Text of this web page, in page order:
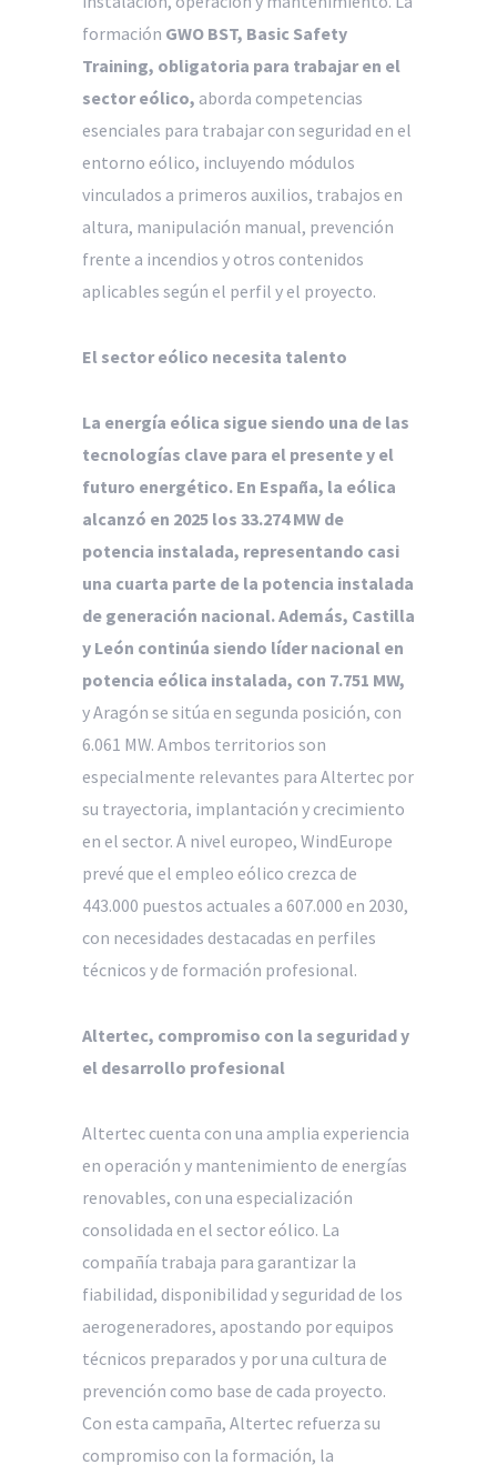
formación GWO BST, Basic Safety
Training, obligatoria para trabajar en el
sector eólico, aborda competencias
esenciales para trabajar con seguridad en el
entorno eólico, incluyendo módulos
vinculados a primeros auxilios, trabajos en
altura, manipulación manual, prevención
frente a incendios y otros contenidos
aplicables según el perfil y el proyecto.
El sector eólico necesita talento
La energía eólica sigue siendo una de las
tecnologías clave para el presente y el
futuro energético. En España, la eólica
alcanzó en 2025 los 33.274 MW de
potencia instalada, representando casi
una cuarta parte de la potencia instalada
de generación nacional. Además, Castilla
y León continúa siendo líder nacional en
potencia eólica instalada, con 7.751 MW,
y Aragón se sitúa en segunda posición, con
6.061 MW. Ambos territorios son
especialmente relevantes para Altertec por
su trayectoria, implantación y crecimiento
en el sector. A nivel europeo, WindEurope
prevé que el empleo eólico crezca de
443.000 puestos actuales a 607.000 en 2030,
con necesidades destacadas en perfiles
técnicos y de formación profesional.
Altertec, compromiso con la seguridad y
el desarrollo profesional
Altertec cuenta con una amplia experiencia
en operación y mantenimiento de energías
renovables, con una especialización
consolidada en el sector eólico. La
compañía trabaja para garantizar la
fiabilidad, disponibilidad y seguridad de los
aerogeneradores, apostando por equipos
técnicos preparados y por una cultura de
prevención como base de cada proyecto.
Con esta campaña, Altertec refuerza su
compromiso con la formación, la